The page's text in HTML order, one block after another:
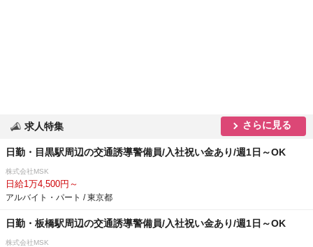
求人特集 さらに見る
日勤・目黒駅周辺の交通誘導警備員/入社祝い金あり/週1日～OK
株式会社MSK
日給1万4,500円～
アルバイト・パート / 東京都
日勤・板橋駅周辺の交通誘導警備員/入社祝い金あり/週1日～OK
株式会社MSK